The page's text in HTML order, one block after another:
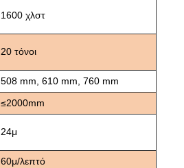
1600 χλστ
20 τόνοι
508 mm, 610 mm, 760 mm
≤2000mm
24μ
60μ/λεπτό